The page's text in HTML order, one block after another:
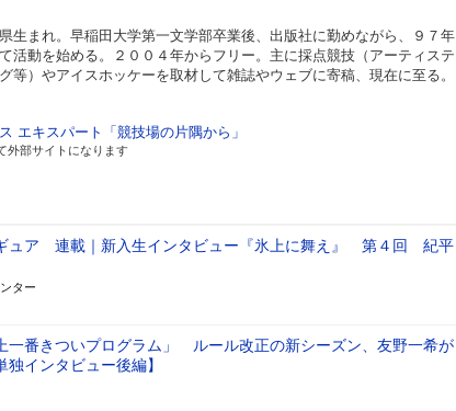
生まれ。早稲田大学第一文学部卒業後、出版社に勤めながら、９７年
活動を始める。２００４年からフリー。主に採点競技（アーティステ
等）やアイスホッケーを取材して雑誌やウェブに寄稿、現在に至る。
エキスパート「競技場の片隅から」
外部サイトになります
ュア 連載｜新入生インタビュー『氷上に舞え』 第４回 紀平
ター
一番きついプログラム」 ルール改正の新シーズン、友野一希が
インタビュー後編】